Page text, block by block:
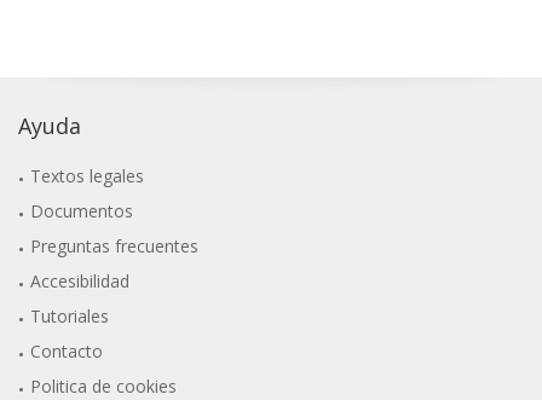
Ayuda
Textos legales
Documentos
Preguntas frecuentes
Accesibilidad
Tutoriales
Contacto
Politica de cookies